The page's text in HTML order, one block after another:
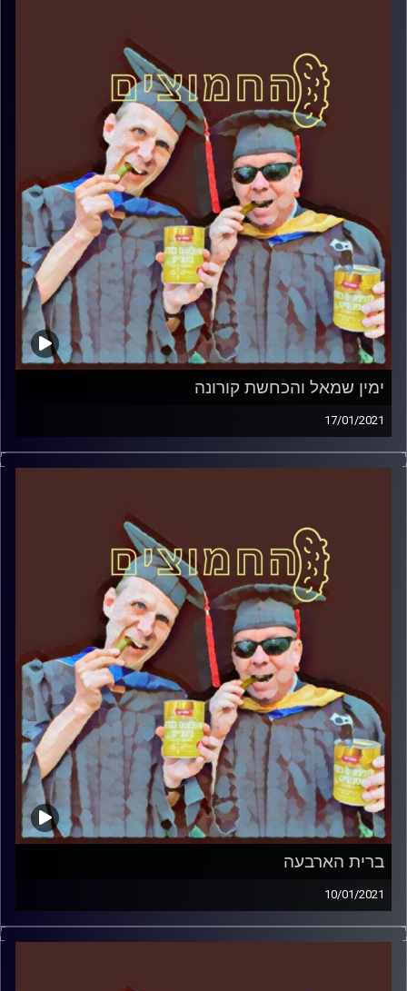
ימין שמאל והכחשת קורונה
17/01/2021
המערכת הפוליטית על ספת הפסיכולוג, עם פרופסור בועז בן-
דוד ופרופסור גלעד הירשברגר
ברית הארבעה
10/01/2021
החמוצים – בפעם הרביעית